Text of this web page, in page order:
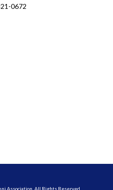
0672
Association. All Rights Reserved.